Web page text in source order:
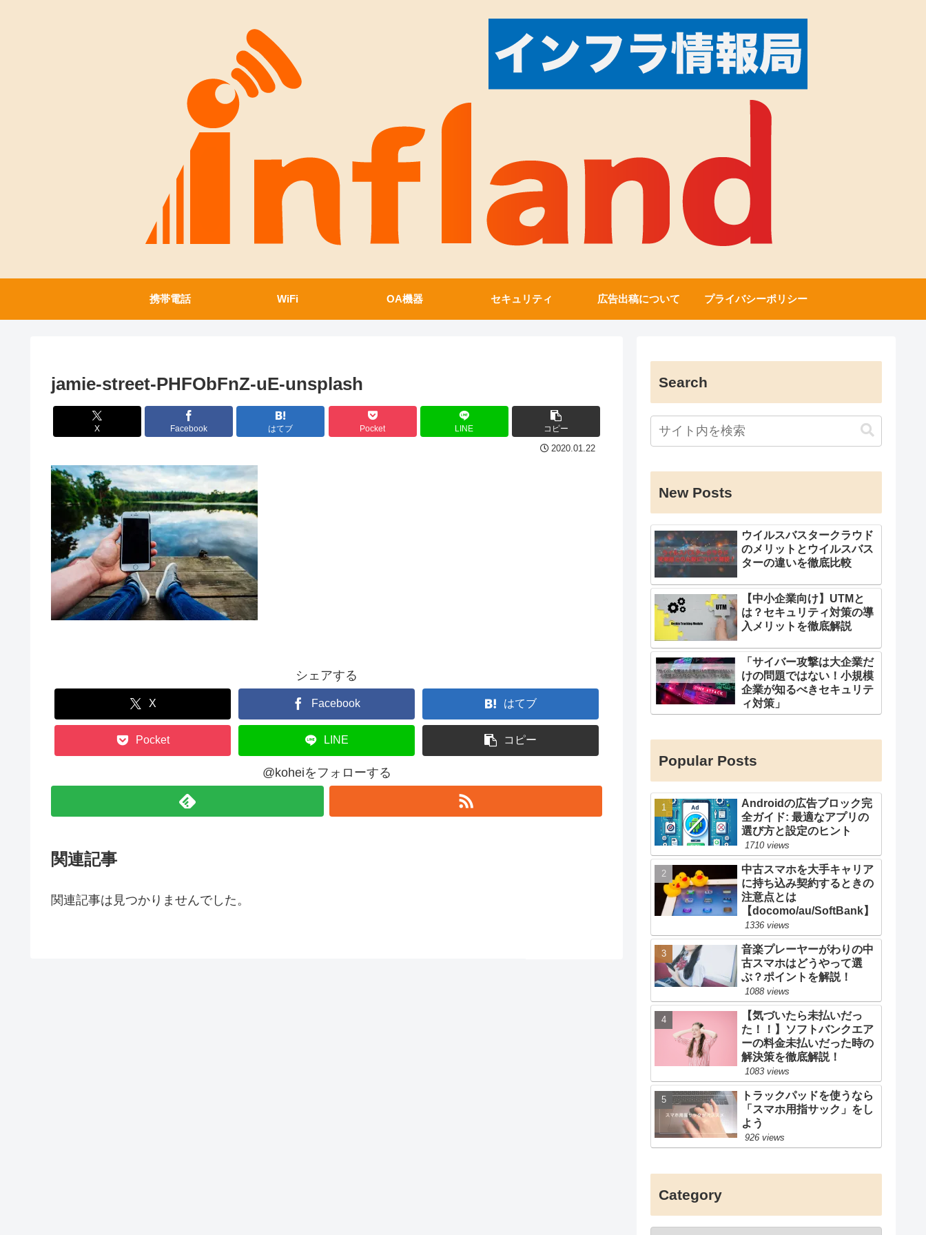
携帯電話 WiFi OA機器 セキュリティ 広告出稿について プライバシーポリシー
jamie-street-PHFObFnZ-uE-unsplash
X Facebook はてブ Pocket LINE コピー
2020.01.22
シェアする
X Facebook はてブ
Pocket LINE コピー
@koheiをフォローする
関連記事
関連記事は見つかりませんでした。
Search
New Posts
ウイルスバスタークラウド
のメリットとウイルスバス
ターの違いを徹底比較
【中小企業向け】UTMと
は？セキュリティ対策の導
入メリットを徹底解説
「サイバー攻撃は大企業だ
けの問題ではない！小規模
企業が知るべきセキュリテ
ィ対策」
Popular Posts
Androidの広告ブロック完
全ガイド: 最適なアプリの
選び方と設定のヒント
1710 views
中古スマホを大手キャリア
に持ち込み契約するときの
注意点とは
【docomo/au/SoftBank】
1336 views
音楽プレーヤーがわりの中
古スマホはどうやって選
ぶ？ポイントを解説！
1088 views
【気づいたら未払いだっ
た！！】ソフトバンクエア
ーの料金未払いだった時の
解決策を徹底解説！
1083 views
トラックパッドを使うなら
「スマホ用指サック」をし
よう
926 views
Category